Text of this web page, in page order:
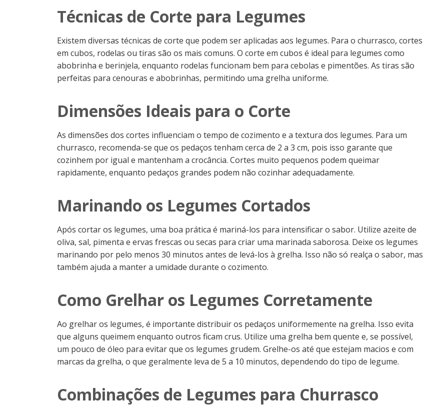
Técnicas de Corte para Legumes
Existem diversas técnicas de corte que podem ser aplicadas aos legumes. Para o churrasco, cortes
em cubos, rodelas ou tiras são os mais comuns. O corte em cubos é ideal para legumes como
abobrinha e berinjela, enquanto rodelas funcionam bem para cebolas e pimentões. As tiras são
perfeitas para cenouras e abobrinhas, permitindo uma grelha uniforme.
Dimensões Ideais para o Corte
As dimensões dos cortes influenciam o tempo de cozimento e a textura dos legumes. Para um
churrasco, recomenda-se que os pedaços tenham cerca de 2 a 3 cm, pois isso garante que
cozinhem por igual e mantenham a crocância. Cortes muito pequenos podem queimar
rapidamente, enquanto pedaços grandes podem não cozinhar adequadamente.
Marinando os Legumes Cortados
Após cortar os legumes, uma boa prática é mariná-los para intensificar o sabor. Utilize azeite de
oliva, sal, pimenta e ervas frescas ou secas para criar uma marinada saborosa. Deixe os legumes
marinando por pelo menos 30 minutos antes de levá-los à grelha. Isso não só realça o sabor, mas
também ajuda a manter a umidade durante o cozimento.
Como Grelhar os Legumes Corretamente
Ao grelhar os legumes, é importante distribuir os pedaços uniformemente na grelha. Isso evita
que alguns queimem enquanto outros ficam crus. Utilize uma grelha bem quente e, se possível,
um pouco de óleo para evitar que os legumes grudem. Grelhe-os até que estejam macios e com
marcas da grelha, o que geralmente leva de 5 a 10 minutos, dependendo do tipo de legume.
Combinações de Legumes para Churrasco